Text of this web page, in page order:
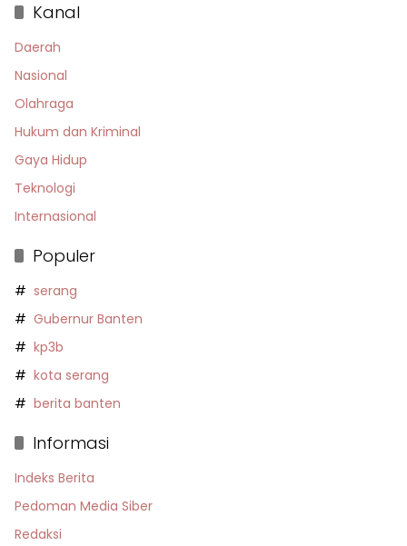
Kanal
Daerah
Nasional
Olahraga
Hukum dan Kriminal
Gaya Hidup
Teknologi
Internasional
Populer
serang
Gubernur Banten
kp3b
kota serang
berita banten
Informasi
Indeks Berita
Pedoman Media Siber
Redaksi